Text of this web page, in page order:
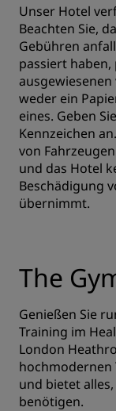
Unser Hotel
Beachten Sie,
Gebühren
passiert
weder ein
eines. Geben
Kennzeichen
von
und das Hotel
Beschädigung
übernimmt.
The
Genießen Sie
Training im
London
hochmodernen
und bietet
benötigen.